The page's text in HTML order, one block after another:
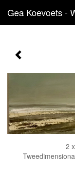
Gea Koevoets -
2